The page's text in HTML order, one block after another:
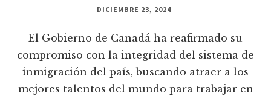
DICIEMBRE 23, 2024
El Gobierno de Canadá ha reafirmado su
compromiso con la integridad del sistema de
inmigración del país, buscando atraer a los
mejores talentos del mundo para trabajar en